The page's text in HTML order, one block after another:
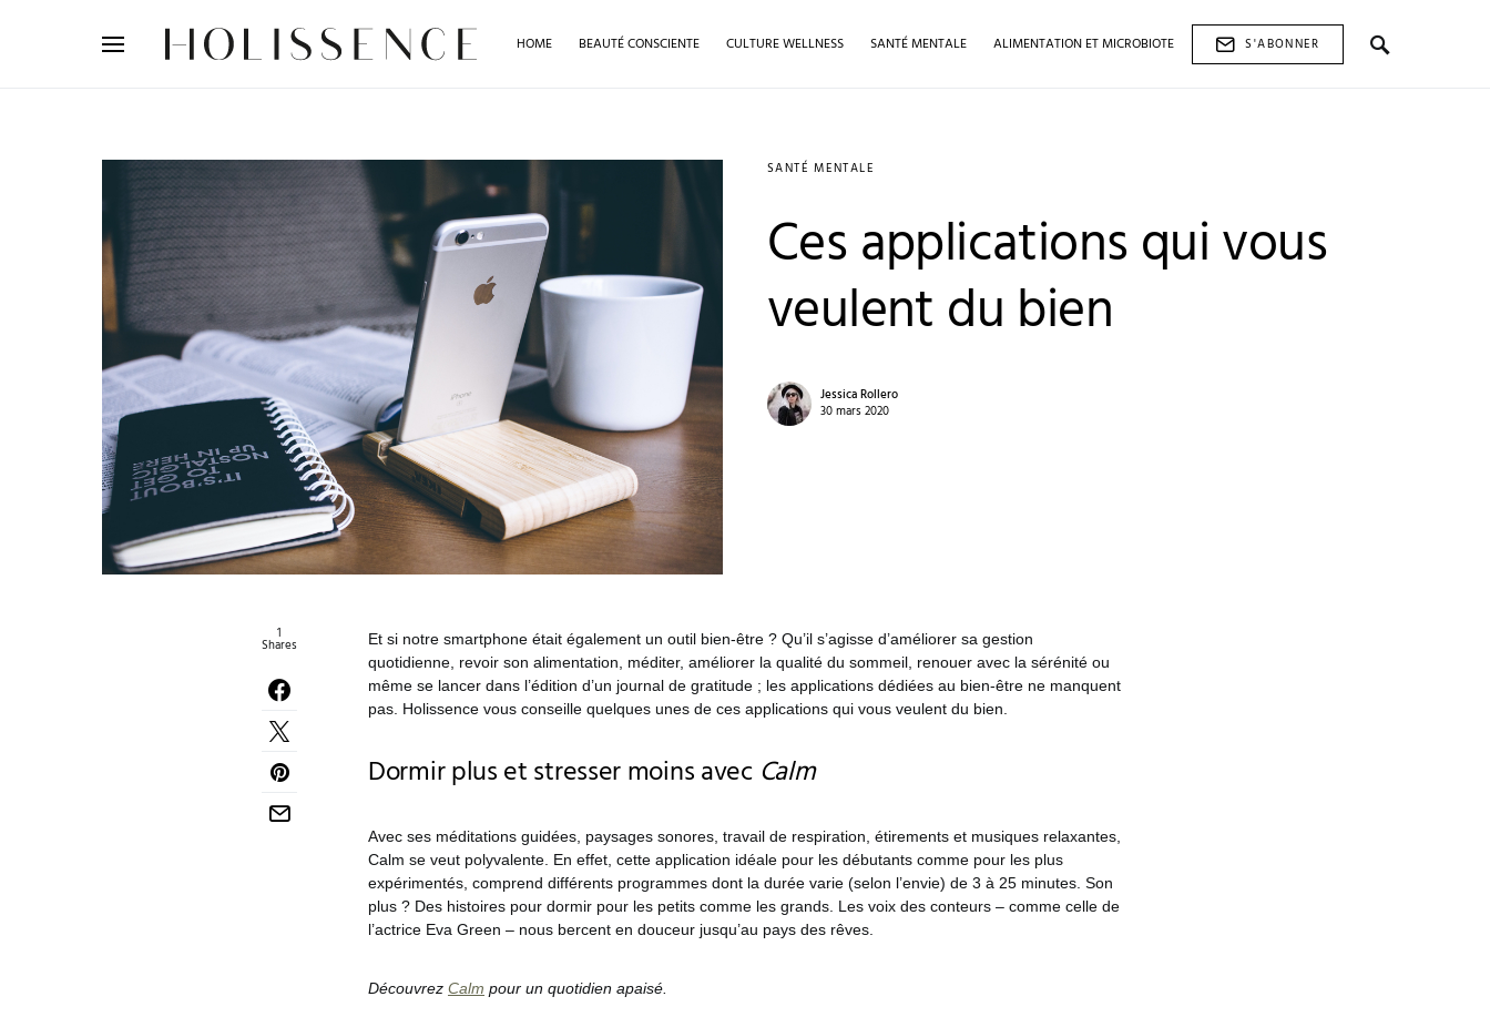
HOME BEAUTÉ CONSCIENTE CULTURE WELLNESS SANTÉ MENTALE ALIMENTATION ET MICROBIOTE
S'ABONNER
SANTÉ MENTALE
Ces applications qui vous
veulent du bien
Jessica Rollero
30 mars 2020
1
Shares
Et si notre smartphone était également un outil bien-être ? Qu’il s’agisse d’améliorer sa gestion
quotidienne, revoir son alimentation, méditer, améliorer la qualité du sommeil, renouer avec la sérénité ou
même se lancer dans l’édition d’un journal de gratitude ; les applications dédiées au bien-être ne manquent
pas. Holissence vous conseille quelques unes de ces applications qui vous veulent du bien.
Dormir plus et stresser moins avec Calm
Avec ses méditations guidées, paysages sonores, travail de respiration, étirements et musiques relaxantes,
Calm se veut polyvalente. En effet, cette application idéale pour les débutants comme pour les plus
expérimentés, comprend différents programmes dont la durée varie (selon l’envie) de 3 à 25 minutes. Son
plus ? Des histoires pour dormir pour les petits comme les grands. Les voix des conteurs – comme celle de
l’actrice Eva Green – nous bercent en douceur jusqu’au pays des rêves.
Découvrez Calm pour un quotidien apaisé.